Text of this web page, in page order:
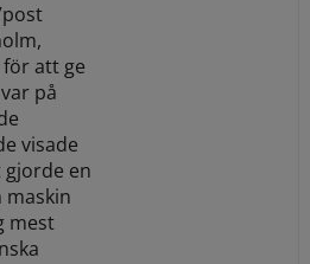
att ge
på
visade
gjorde en
maskin
mest